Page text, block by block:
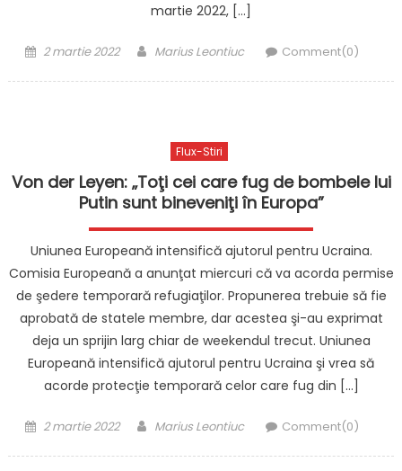
martie 2022, […]
Posted
2 martie 2022 Author
Marius Leontiuc Comment(0)
Flux-Stiri
Von der Leyen: „Toţi cei care fug de bombele lui
Putin sunt bineveniţi în Europa”
Uniunea Europeană intensifică ajutorul pentru Ucraina.
Comisia Europeană a anunţat miercuri că va acorda permise
de şedere temporară refugiaţilor. Propunerea trebuie să fie
aprobată de statele membre, dar acestea şi-au exprimat
deja un sprijin larg chiar de weekendul trecut. Uniunea
Europeană intensifică ajutorul pentru Ucraina şi vrea să
acorde protecţie temporară celor care fug din […]
Posted
2 martie 2022 Author
Marius Leontiuc Comment(0)